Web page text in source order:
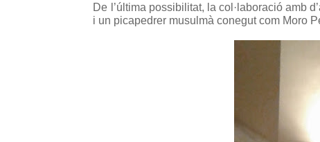
De l’última possibilitat, la col·laboració amb
i un picapedrer musulmà conegut com Moro